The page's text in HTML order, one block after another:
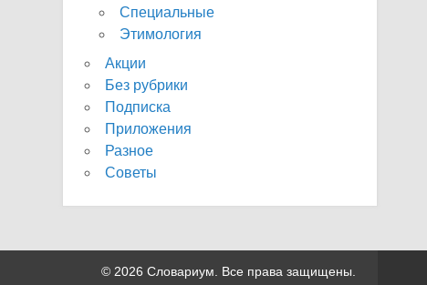
Специальные
Этимология
Акции
Без рубрики
Подписка
Приложения
Разное
Советы
© 2026 Словариум. Все права защищены.